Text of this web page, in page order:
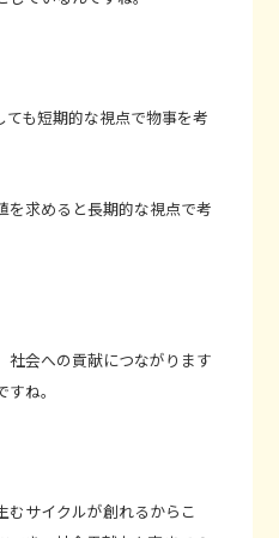
も短期的な視点で物事を考
を求めると長期的な視点で考
社会への貢献につながります
ね。
むサイクルが創れるからこ